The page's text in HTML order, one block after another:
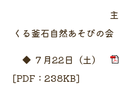
主催：バリ
くる釜石自然あそびの会
◆ ７月22日（土）
[PDF：238KB]